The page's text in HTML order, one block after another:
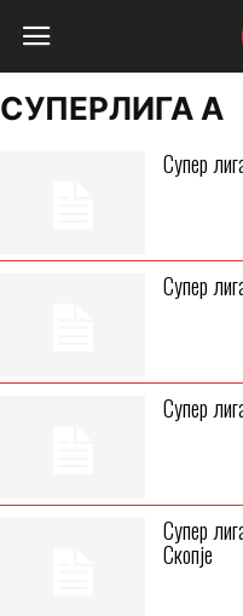
СУПЕРЛИГА А
Супер
Супер
Супер
Супер
Скопје